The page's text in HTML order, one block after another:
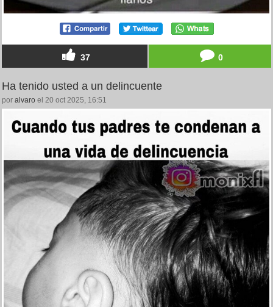
37 0
Ha tenido usted a un delincuente
por alvaro el 20 oct 2025, 16:51